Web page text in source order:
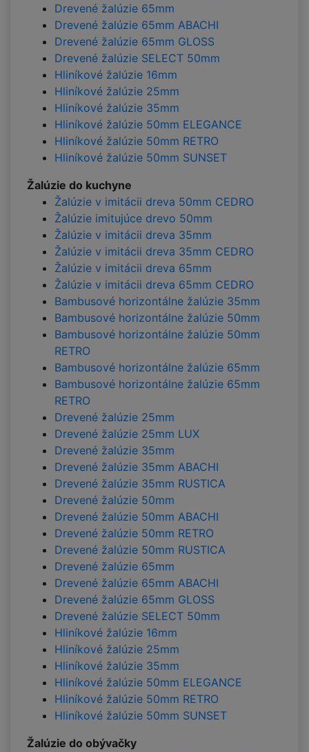
Drevené žalúzie 65mm
Drevené žalúzie 65mm ABACHI
Drevené žalúzie 65mm GLOSS
Drevené žalúzie SELECT 50mm
Hliníkové žalúzie 16mm
Hliníkové žalúzie 25mm
Hliníkové žalúzie 35mm
Hliníkové žalúzie 50mm ELEGANCE
Hliníkové žalúzie 50mm RETRO
Hliníkové žalúzie 50mm SUNSET
Žalúzie do kuchyne
Žalúzie v imitácii dreva 50mm CEDRO
Žalúzie imitujúce drevo 50mm
Žalúzie v imitácii dreva 35mm
Žalúzie v imitácii dreva 35mm CEDRO
Žalúzie v imitácii dreva 65mm
Žalúzie v imitácii dreva 65mm CEDRO
Bambusové horizontálne žalúzie 35mm
Bambusové horizontálne žalúzie 50mm
Bambusové horizontálne žalúzie 50mm
RETRO
Bambusové horizontálne žalúzie 65mm
Bambusové horizontálne žalúzie 65mm
RETRO
Drevené žalúzie 25mm
Drevené žalúzie 25mm LUX
Drevené žalúzie 35mm
Drevené žalúzie 35mm ABACHI
Drevené žalúzie 35mm RUSTICA
Drevené žalúzie 50mm
Drevené žalúzie 50mm ABACHI
Drevené žalúzie 50mm RETRO
Drevené žalúzie 50mm RUSTICA
Drevené žalúzie 65mm
Drevené žalúzie 65mm ABACHI
Drevené žalúzie 65mm GLOSS
Drevené žalúzie SELECT 50mm
Hliníkové žalúzie 16mm
Hliníkové žalúzie 25mm
Hliníkové žalúzie 35mm
Hliníkové žalúzie 50mm ELEGANCE
Hliníkové žalúzie 50mm RETRO
Hliníkové žalúzie 50mm SUNSET
Žalúzie do obývačky